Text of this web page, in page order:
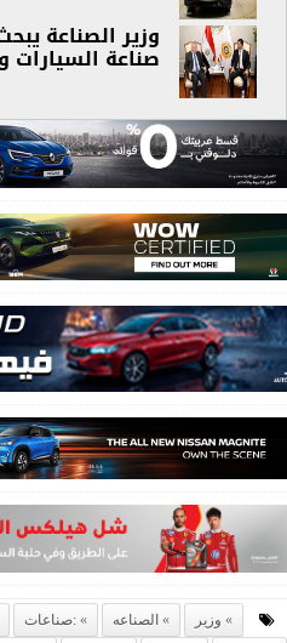
وزير الصناعة
صناعة
وزير الصناعه :صناعات